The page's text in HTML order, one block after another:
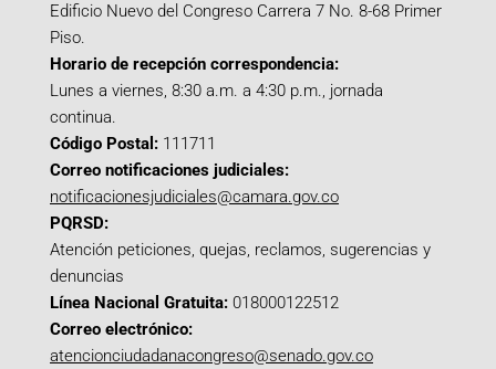
Edificio Nuevo del Congreso Carrera 7 No. 8-68 Primer
Piso.
Horario de recepción correspondencia:
Lunes a viernes, 8:30 a.m. a 4:30 p.m., jornada
continua.
Código Postal: 111711
Correo notificaciones judiciales:
notificacionesjudiciales@camara.gov.co
PQRSD:
Atención peticiones, quejas, reclamos, sugerencias y
denuncias
Línea Nacional Gratuita: 018000122512
Correo electrónico:
atencionciudadanacongreso@senado.gov.co